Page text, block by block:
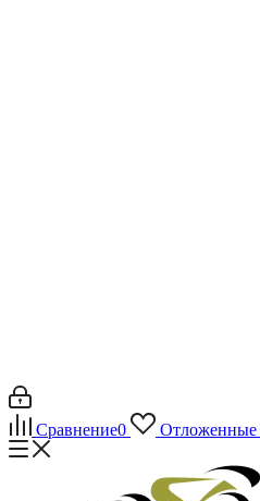
Сравнение0 Отложенные